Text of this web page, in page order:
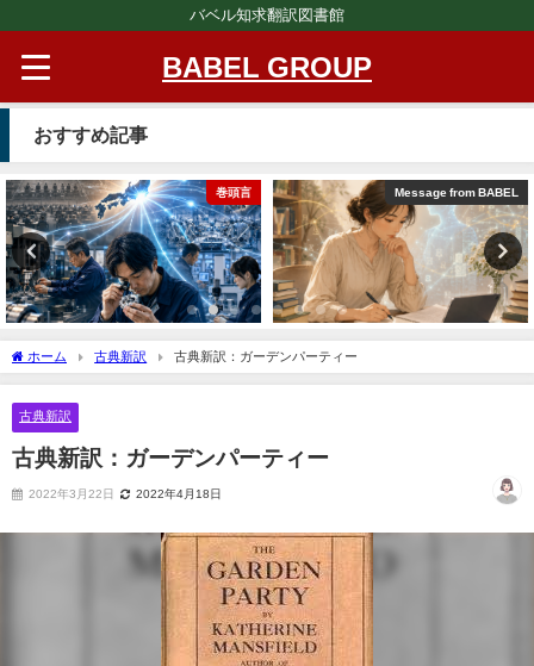
バベル知求翻訳図書館
BABEL GROUP
おすすめ記事
巻頭言 Message from BABEL
ホーム 古典新訳 古典新訳：ガーデンパーティー
古典新訳
古典新訳：ガーデンパーティー
2022年3月22日 2022年4月18日